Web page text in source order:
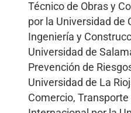
Técnico de Obras y
por la Universidad de
Ingeniería y
Universidad de
Prevención de
Universidad de La
Comercio,